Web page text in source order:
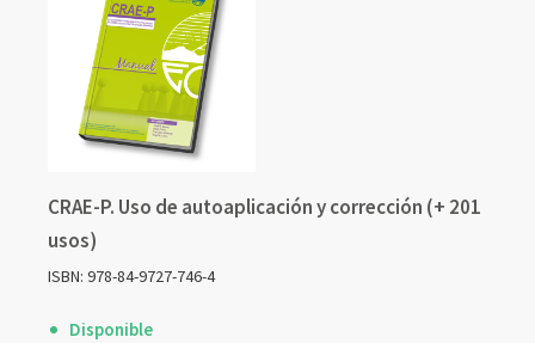
CRAE-P. Uso de autoaplicación y corrección (+ 201
usos)
ISBN: 978-84-9727-746-4
Disponible